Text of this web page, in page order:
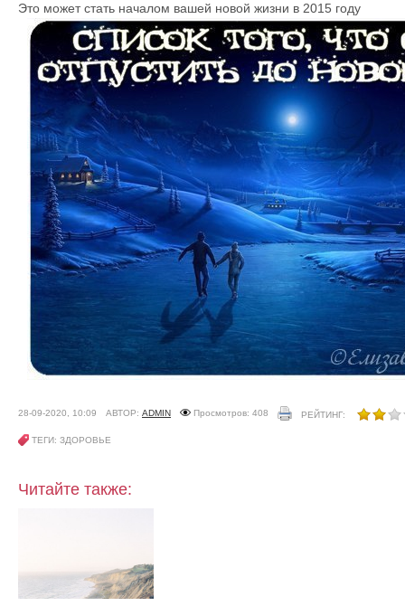
Это может стать началом вашей новой жизни в 2015 году
28-09-2020, 10:09 АВТОР: ADMIN Просмотров: 408 РЕЙТИНГ:
ТЕГИ: ЗДОРОВЬЕ
Читайте также: